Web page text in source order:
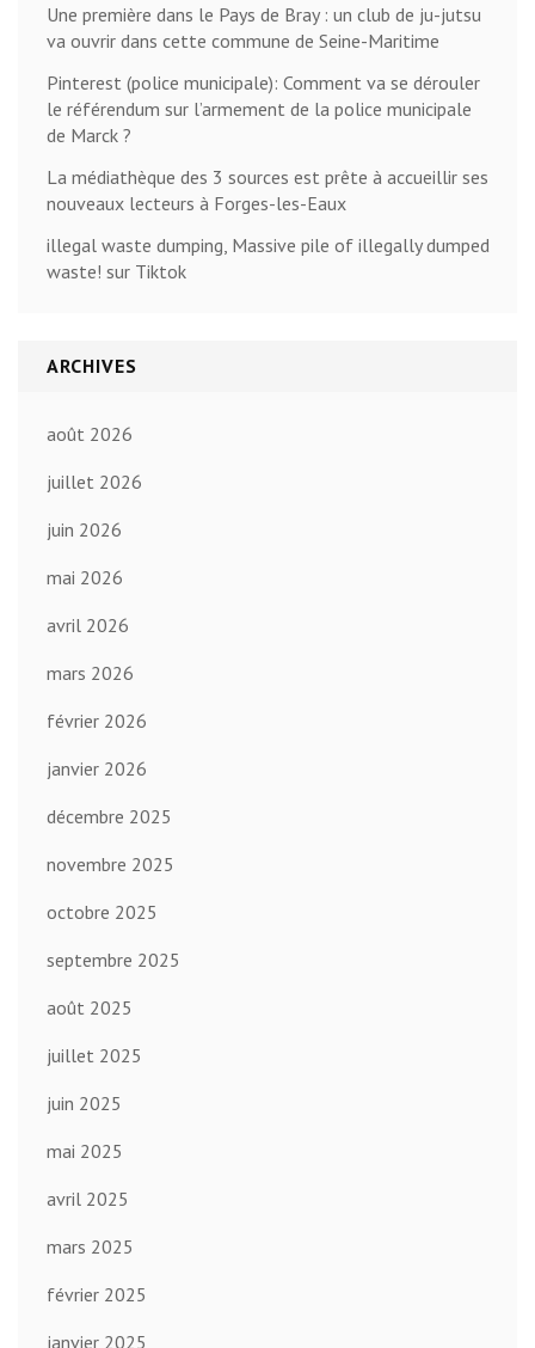
Une première dans le Pays de Bray : un club de ju-jutsu
va ouvrir dans cette commune de Seine-Maritime
Pinterest (police municipale): Comment va se dérouler
le référendum sur l’armement de la police municipale
de Marck ?
La médiathèque des 3 sources est prête à accueillir ses
nouveaux lecteurs à Forges-les-Eaux
illegal waste dumping, Massive pile of illegally dumped
waste! sur Tiktok
ARCHIVES
août 2026
juillet 2026
juin 2026
mai 2026
avril 2026
mars 2026
février 2026
janvier 2026
décembre 2025
novembre 2025
octobre 2025
septembre 2025
août 2025
juillet 2025
juin 2025
mai 2025
avril 2025
mars 2025
février 2025
janvier 2025